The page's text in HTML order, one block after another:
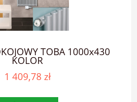
TOBA 1000x430
KOLOR
1 409,78 zł